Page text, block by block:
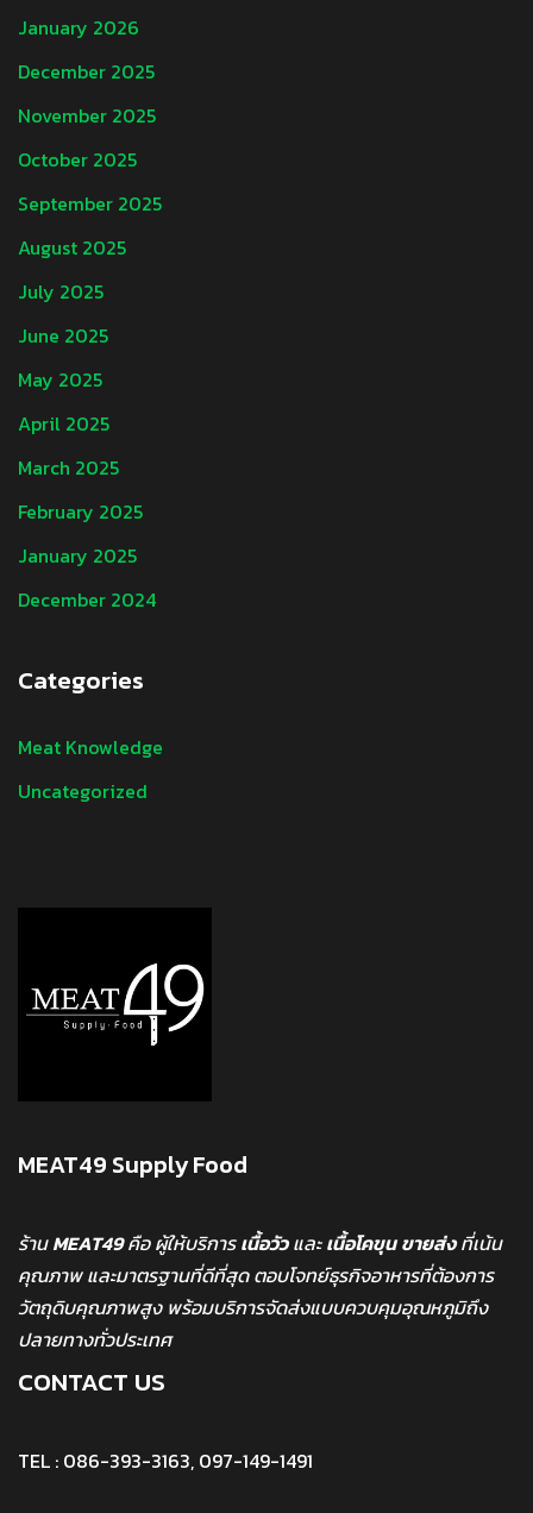
January 2026
December 2025
November 2025
October 2025
September 2025
August 2025
July 2025
June 2025
May 2025
April 2025
March 2025
February 2025
January 2025
December 2024
Categories
Meat Knowledge
Uncategorized
MEAT49 Supply Food
ร้านMEAT49คือ ผู้ให้บริการเนื้อวัวและเนื้อโคขุน ขายส่งที่เน้น
คุณภาพ และมาตรฐานที่ดีที่สุด ตอบโจทย์ธุรกิจอาหารที่ต้องการ
วัตถุดิบคุณภาพสูง พร้อมบริการจัดส่งแบบควบคุมอุณหภูมิถึง
ปลายทางทั่วประเทศ
CONTACT US
TEL : 086-393-3163, 097-149-1491